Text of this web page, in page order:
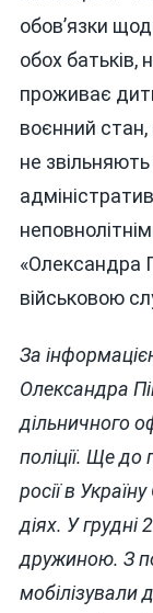
обов’язки
обох батьків,
проживає
воєнний стан,
не звільняють
«Олександра
військовою
За
Олександра
дільничного
поліції. Ще
росії в
діях. У грудні
дружиною. З
мобілізували